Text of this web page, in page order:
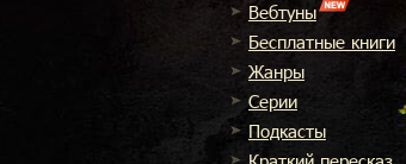
Вебтуны
Бесплатные книги
Жанры
Cерии
Подкасты